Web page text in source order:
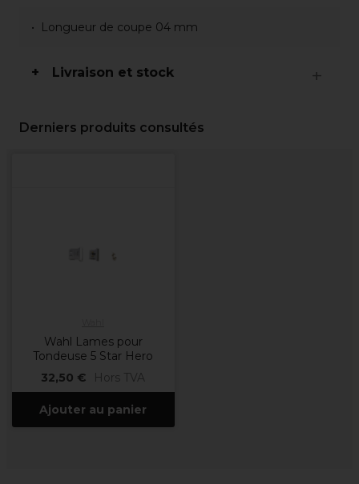
Longueur de coupe 04 mm
Livraison et stock
Derniers produits consultés
Wahl Lames pour
Tondeuse 5 Star Hero
32,50 €
Hors TVA
Ajouter au panier